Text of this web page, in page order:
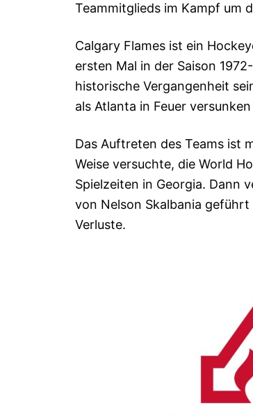
Teammitglieds im Kampf um
Calgary Flames ist ein
ersten Mal in der Saison
historische Vergangenheit
als Atlanta in Feuer
Das Auftreten des Teams ist
Weise versuchte, die World
Spielzeiten in Georgia. Dann
von Nelson Skalbania
Verluste.